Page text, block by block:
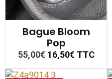
Bague Bloom
Pop
55,00€ 16,50€TTC